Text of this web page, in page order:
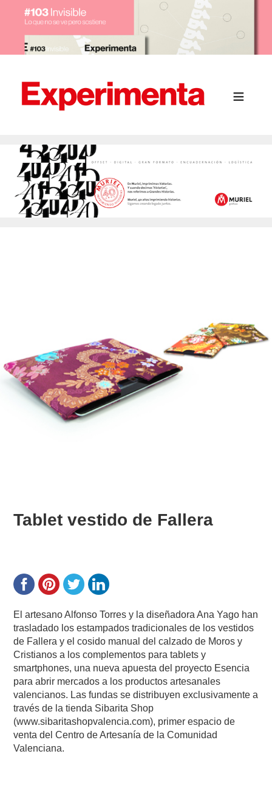
Tablet vestido de Fallera
El artesano Alfonso Torres y la diseñadora Ana Yago han
trasladado los estampados tradicionales de los vestidos
de Fallera y el cosido manual del calzado de Moros y
Cristianos a los complementos para tablets y
smartphones, una nueva apuesta del proyecto Esencia
para abrir mercados a los productos artesanales
valencianos. Las fundas se distribuyen exclusivamente a
través de la tienda Sibarita Shop
(www.sibaritashopvalencia.com), primer espacio de
venta del Centro de Artesanía de la Comunidad
Valenciana.